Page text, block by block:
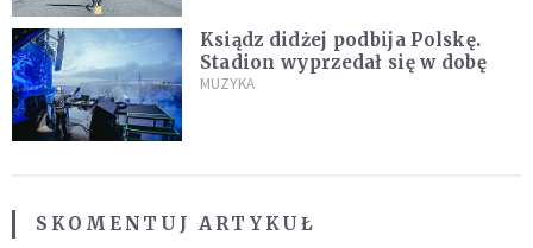
Ksiądz didżej podbija Polskę.
Stadion wyprzedał się w dobę
MUZYKA
SKOMENTUJ ARTYKUŁ